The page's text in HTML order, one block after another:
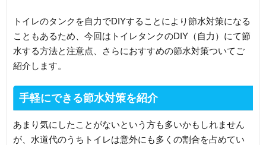
トイレのタンクを自力でDIYすることにより節水対策になる
こともあるため、今回はトイレタンクのDIY（自力）にて節
水する方法と注意点、さらにおすすめの節水対策ついてご
紹介します。
手軽にできる節水対策を紹介
あまり気にしたことがないという方も多いかもしれません
が、水道代のうちトイレは意外にも多くの割合を占めてい